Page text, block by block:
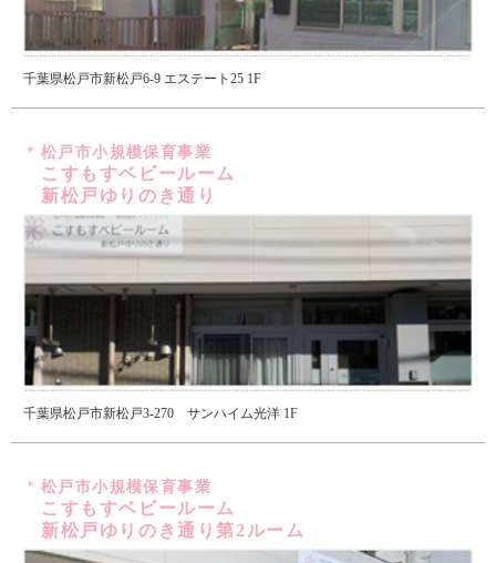
千葉県松戸市新松戸6-9 エステート25 1F
松戸市小規模保育事業
こすもすベビールーム
新松戸ゆりのき通り
千葉県松戸市新松戸3-270 サンハイム光洋 1F
松戸市小規模保育事業
こすもすベビールーム
新松戸ゆりのき通り第2ルーム